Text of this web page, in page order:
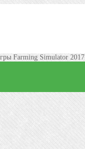
Farming Simulator 2017